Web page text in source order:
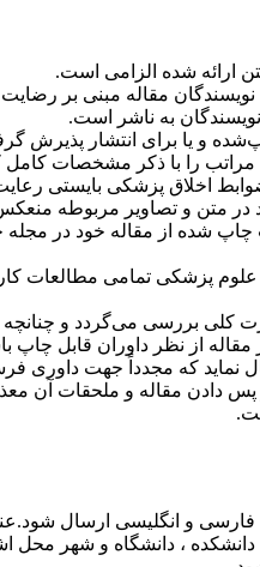
ارائه شده الزامی است.
مقاله مبنی بر
به ناشر است.
و یا برای انتشار پذیرش
مراتب را با ذکر مشخصات
پژوهش ، اصول بیانیه هلسینکی (۲۰۰۸)
در متن و تصاویر مربوطه
شده از مقاله خود در مجله
کمیسیون نشریات علوم پزشکی
کلی بررسی می‌گردد و
از نظر داوران قابل چاپ
پس دادن مقاله و ملحقات آن
.
فارسی و انگلیسی ارسال
دانشکده ، دانشگاه و شهر